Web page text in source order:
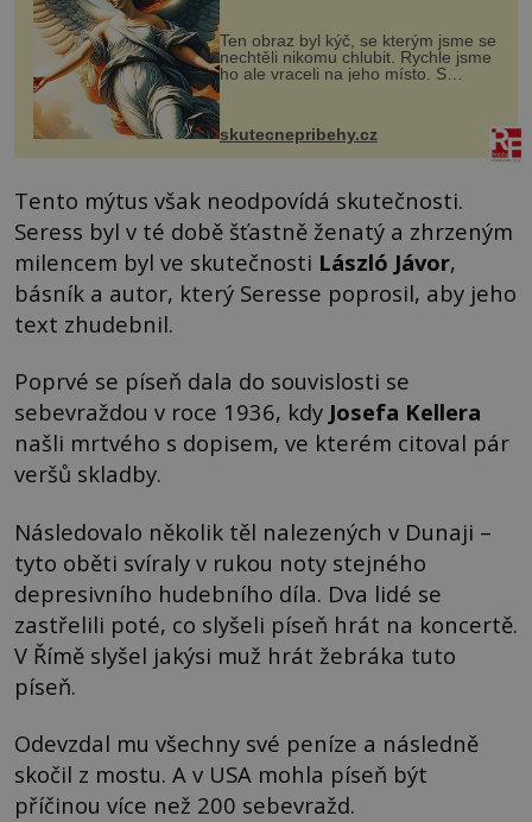
Ten obraz byl kýč, se kterým jsme se
nechtěli nikomu chlubit. Rychle jsme
ho ale vraceli na jeho místo. S
manželem Vaškem jsme si pořídili
chaloupku, takový domek na severu
Čech, kde jsme si naplánova...
skutecnepribehy.cz
Tento mýtus však neodpovídá skutečnosti.
Seress byl v té době šťastně ženatý a zhrzeným
milencem byl ve skutečnosti László Jávor,
básník a autor, který Seresse poprosil, aby jeho
text zhudebnil.
Poprvé se píseň dala do souvislosti se
sebevraždou v roce 1936, kdy Josefa Kellera
našli mrtvého s dopisem, ve kterém citoval pár
veršů skladby.
Následovalo několik těl nalezených v Dunaji –
tyto oběti svíraly v rukou noty stejného
depresivního hudebního díla. Dva lidé se
zastřelili poté, co slyšeli píseň hrát na koncertě.
V Římě slyšel jakýsi muž hrát žebráka tuto
píseň.
Odevzdal mu všechny své peníze a následně
skočil z mostu. A v USA mohla píseň být
příčinou více než 200 sebevražd.